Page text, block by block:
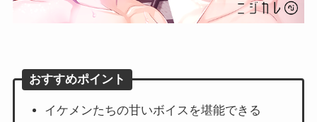
おすすめポイント
イケメンたちの甘いボイスを堪能できる